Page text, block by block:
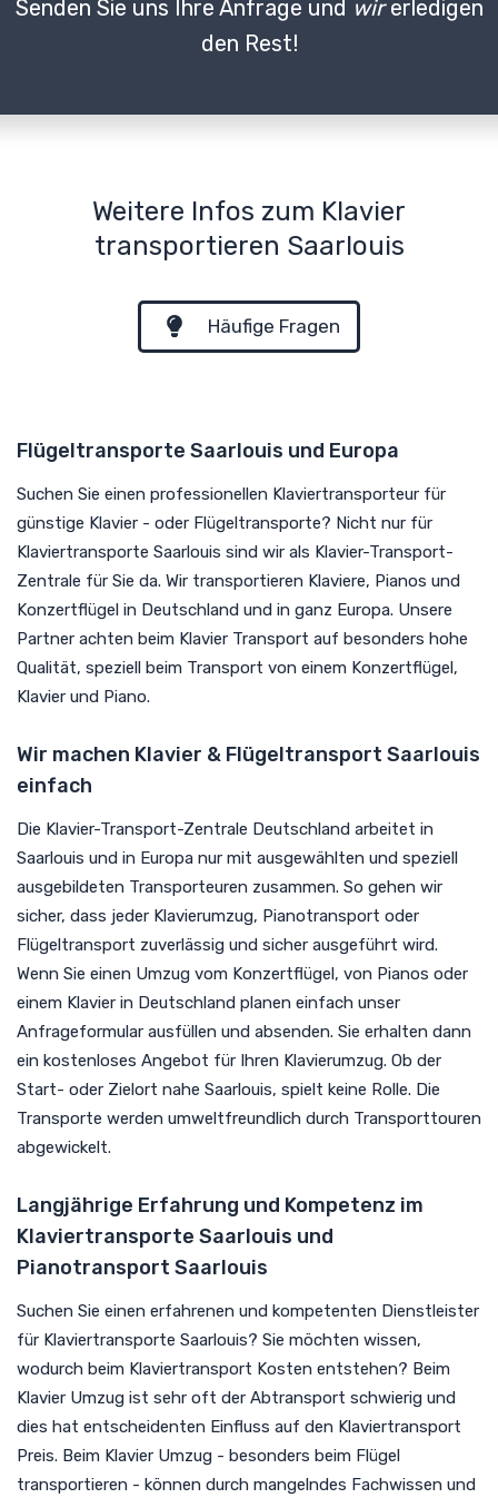
Senden Sie uns Ihre Anfrage und wirerledigen
den Rest!
Weitere Infos zum Klavier
transportieren Saarlouis
Häufige Fragen
Flügeltransporte Saarlouis und Europa
Suchen Sie einen professionellen Klaviertransporteur für
günstige Klavier - oder Flügeltransporte? Nicht nur für
Klaviertransporte Saarlouis sind wir als Klavier-Transport-
Zentrale für Sie da. Wir transportieren Klaviere, Pianos und
Konzertflügel in Deutschland und in ganz Europa. Unsere
Partner achten beim Klavier Transport auf besonders hohe
Qualität, speziell beim Transport von einem Konzertflügel,
Klavier und Piano.
Wir machen Klavier & Flügeltransport Saarlouis
einfach
Die Klavier-Transport-Zentrale Deutschland arbeitet in
Saarlouis und in Europa nur mit ausgewählten und speziell
ausgebildeten Transporteuren zusammen. So gehen wir
sicher, dass jeder Klavierumzug, Pianotransport oder
Flügeltransport zuverlässig und sicher ausgeführt wird.
Wenn Sie einen Umzug vom Konzertflügel, von Pianos oder
einem Klavier in Deutschland planen einfach unser
Anfrageformular ausfüllen und absenden. Sie erhalten dann
ein kostenloses Angebot für Ihren Klavierumzug. Ob der
Start- oder Zielort nahe Saarlouis, spielt keine Rolle. Die
Transporte werden umweltfreundlich durch Transporttouren
abgewickelt.
Langjährige Erfahrung und Kompetenz im
Klaviertransporte Saarlouis und
Pianotransport Saarlouis
Suchen Sie einen erfahrenen und kompetenten Dienstleister
für Klaviertransporte Saarlouis? Sie möchten wissen,
wodurch beim Klaviertransport Kosten entstehen? Beim
Klavier Umzug ist sehr oft der Abtransport schwierig und
dies hat entscheidenten Einfluss auf den Klaviertransport
Preis. Beim Klavier Umzug - besonders beim Flügel
transportieren - können durch mangelndes Fachwissen und